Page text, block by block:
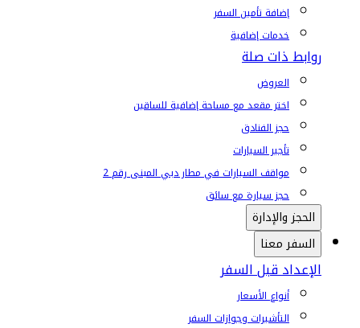
إضافة تأمين السفر
خدمات إضافية
روابط ذات صلة
العروض
اختر مقعد مع مساحة إضافية للساقين
حجز الفنادق
تأجير السيارات
مواقف السيارات في مطار دبي المبنى رقم 2
حجز سيارة مع سائق
الحجز والإدارة
السفر معنا
الإعداد قبل السفر
أنواع الأسعار
التأشيرات وجوازات السفر